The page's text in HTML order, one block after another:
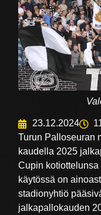
23.12.2024
Turun Palloseuran
kaudella 2025
Cupin
käytössä on
stadionyhtiö
jalkapallokauden